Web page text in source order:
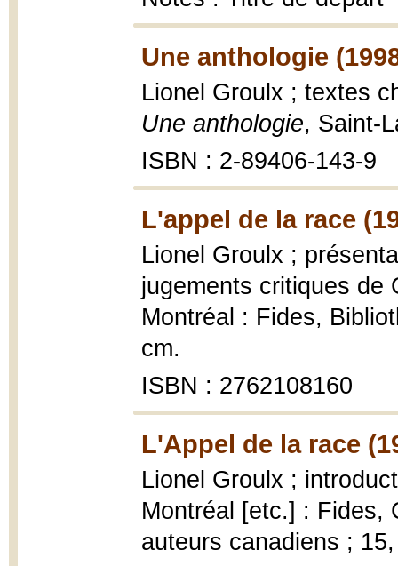
Une anthologie
Lionel Groulx ; textes
Une anthologie, Saint-
ISBN : 2-89406-143-9
L'appel de la race
Lionel Groulx ;
jugements critiques de
Montréal : Fides,
cm.
ISBN : 2762108160
L'Appel de la race
Lionel Groulx ;
Montréal [etc.] : Fides,
auteurs canadiens ;